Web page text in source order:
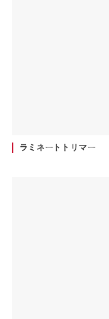
ラミネートトリマー